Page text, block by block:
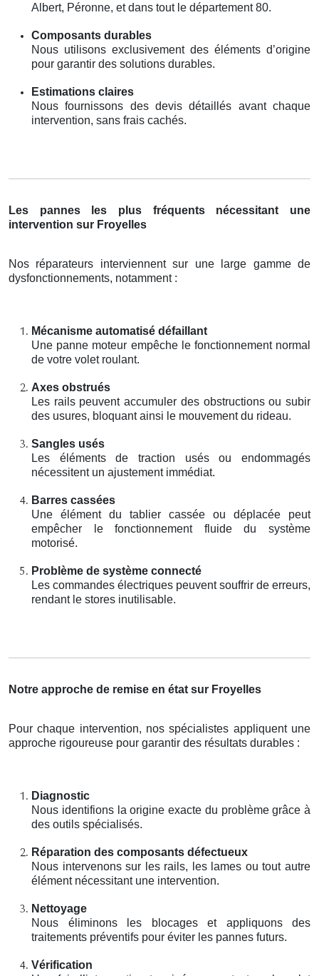
Albert, Péronne, et dans tout le département 80.
Composants durables
Nous utilisons exclusivement des éléments d’origine
pour garantir des solutions durables.
Estimations claires
Nous fournissons des devis détaillés avant chaque
intervention, sans frais cachés.
Les pannes les plus fréquents nécessitant une
intervention sur Froyelles
Nos réparateurs interviennent sur une large gamme de
dysfonctionnements, notamment :
Mécanisme automatisé défaillant
Une panne moteur empêche le fonctionnement normal
de votre volet roulant.
Axes obstrués
Les rails peuvent accumuler des obstructions ou subir
des usures, bloquant ainsi le mouvement du rideau.
Sangles usés
Les éléments de traction usés ou endommagés
nécessitent un ajustement immédiat.
Barres cassées
Une élément du tablier cassée ou déplacée peut
empêcher le fonctionnement fluide du système
motorisé.
Problème de système connecté
Les commandes électriques peuvent souffrir de erreurs,
rendant le stores inutilisable.
Notre approche de remise en état sur Froyelles
Pour chaque intervention, nos spécialistes appliquent une
approche rigoureuse pour garantir des résultats durables :
Diagnostic
Nous identifions la origine exacte du problème grâce à
des outils spécialisés.
Réparation des composants défectueux
Nous intervenons sur les rails, les lames ou tout autre
élément nécessitant une intervention.
Nettoyage
Nous éliminons les blocages et appliquons des
traitements préventifs pour éviter les pannes futurs.
Vérification